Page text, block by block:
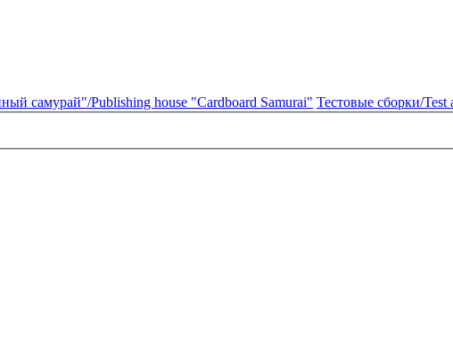
самурай"/Publishing house "Cardboard Samurai" Тестовые сборки/Test